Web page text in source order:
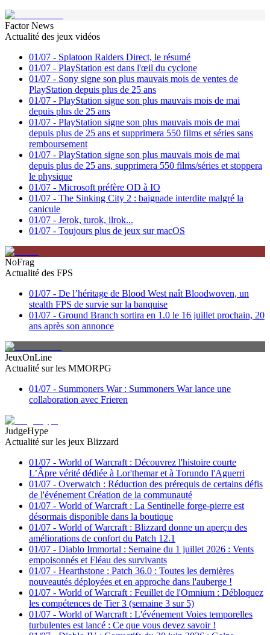
Factor News
Actualité des jeux vidéos
01/07 - Splatoon Raiders Direct, le résumé
01/07 - PlayStation est dans l'œil du cyclone
01/07 - Sony signe son plus mauvais mois de ventes de
PlayStation depuis plus de 25 ans
01/07 - PlayStation signe son plus mauvais mois de mai
depuis plus de 25 ans
01/07 - PlayStation signe son plus mauvais mois de mai
depuis plus de 25 ans et supprimera 550 films et séries sans
remboursement
01/07 - PlayStation signe son plus mauvais mois de mai
depuis plus de 25 ans, supprimera 550 films/séries et stoppera
le physique
01/07 - Microsoft préfère OD à IO
01/07 - The Sinking City 2 : baignade interdite malgré la
canicule
01/07 - Jerok, turok, ilrok...
01/07 - Toujours plus de jeux sur macOS
NoFrag
Actualité des FPS
01/07 - De l’héritage de Blood West naît Bloodwoven, un
stealth FPS de survie sur la banquise
01/07 - Ground Branch sortira en 1.0 le 16 juillet prochain, 20
ans après son annonce
JeuxOnLine
Actualité sur les MMORPG
01/07 - Summoners War : Summoners War lance une
collaboration avec Frieren
JudgeHype
Actualité sur les jeux Blizzard
01/07 - World of Warcraft : Découvrez l'histoire courte
L’Âpre vérité dédiée à Lor'themar et à Torundo l'Aguerri
01/07 - Overwatch : Réduction des prérequis de certains défis
de l'événement Création de la communauté
01/07 - World of Warcraft : La Sentinelle forge-pierre est
désormais disponible dans la boutique
01/07 - World of Warcraft : Blizzard donne un aperçu des
améliorations de confort du Patch 12.1
01/07 - Diablo Immortal : Semaine du 1 juillet 2026 : Vents
empoisonnés et Fléau des survivants
01/07 - Hearthstone : Patch 36.0 : Toutes les dernières
nouveautés déployées et en approche dans l'auberge !
01/07 - World of Warcraft : Feuillet de l'Omnium : Débloquez
les compétences de Tier 3 (semaine 3 sur 5)
01/07 - World of Warcraft : L'événement Voies temporelles
turbulentes est lancé : Ce que vous devez savoir !